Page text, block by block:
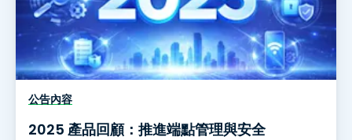
公告內容
2025 產品回顧：推進端點管理與安全